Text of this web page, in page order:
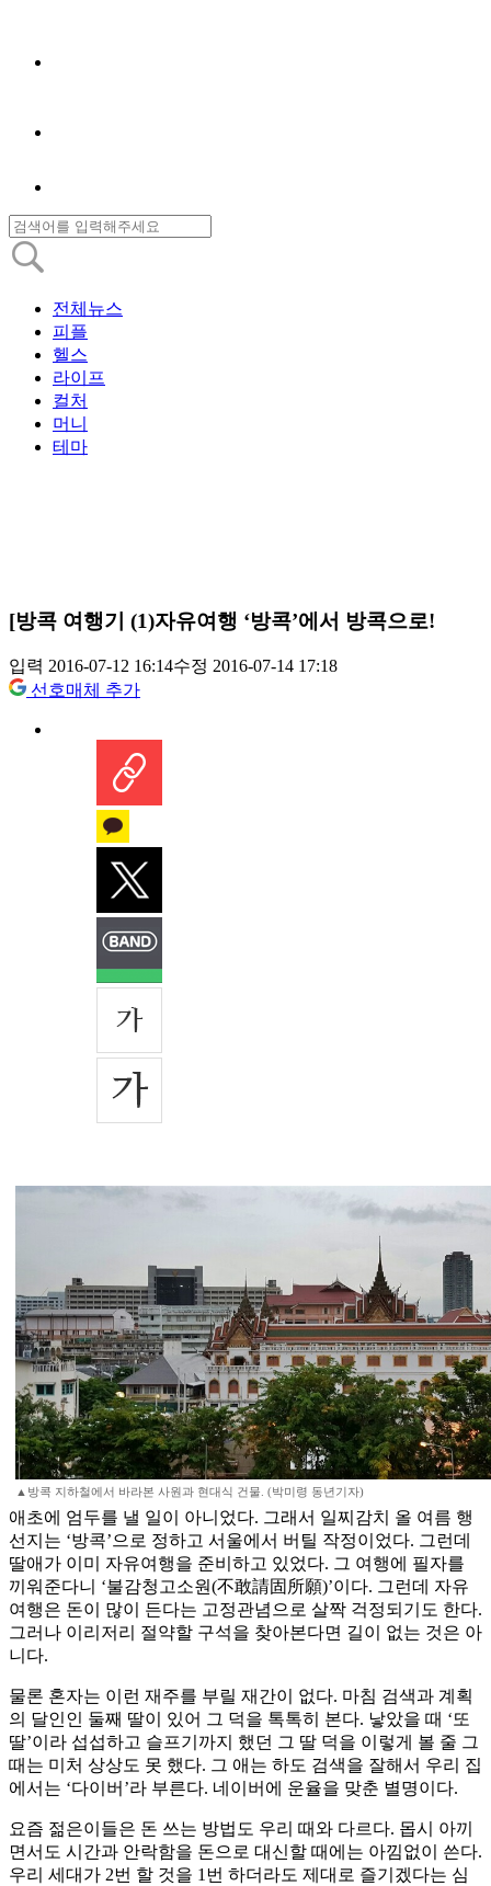
전체뉴스
피플
헬스
라이프
컬처
머니
테마
[방콕 여행기 (1)자유여행 ‘방콕’에서 방콕으로!
입력 2016-07-12 16:14수정 2016-07-14 17:18
선호매체 추가
▲방콕 지하철에서 바라본 사원과 현대식 건물. (박미령 동년기자)
애초에 엄두를 낼 일이 아니었다. 그래서 일찌감치 올 여름 행
선지는 ‘방콕’으로 정하고 서울에서 버틸 작정이었다. 그런데
딸애가 이미 자유여행을 준비하고 있었다. 그 여행에 필자를
끼워준다니 ‘불감청고소원(不敢請固所願)’이다. 그런데 자유
여행은 돈이 많이 든다는 고정관념으로 살짝 걱정되기도 한다.
그러나 이리저리 절약할 구석을 찾아본다면 길이 없는 것은 아
니다.
물론 혼자는 이런 재주를 부릴 재간이 없다. 마침 검색과 계획
의 달인인 둘째 딸이 있어 그 덕을 톡톡히 본다. 낳았을 때 ‘또
딸’이라 섭섭하고 슬프기까지 했던 그 딸 덕을 이렇게 볼 줄 그
때는 미처 상상도 못 했다. 그 애는 하도 검색을 잘해서 우리 집
에서는 ‘다이버’라 부른다. 네이버에 운율을 맞춘 별명이다.
요즘 젊은이들은 돈 쓰는 방법도 우리 때와 다르다. 몹시 아끼
면서도 시간과 안락함을 돈으로 대신할 때에는 아낌없이 쓴다.
우리 세대가 2번 할 것을 1번 하더라도 제대로 즐기겠다는 심